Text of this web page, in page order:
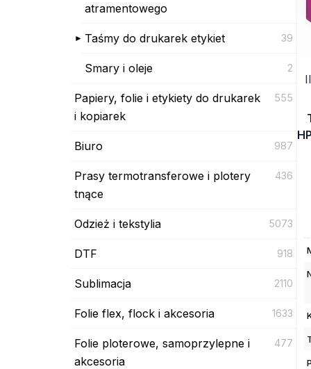
atramentowego
Taśmy do drukarek etykiet 39
Smary i oleje 2
Papiery, folie i etykiety do drukarek
i kopiarek
555
Biuro 987
Prasy termotransferowe i plotery
tnące
436
Odzież i tekstylia 5073
DTF 918
Sublimacja 2110
Folie flex, flock i akcesoria 1633
Folie ploterowe, samoprzylepne i
akcesoria
477